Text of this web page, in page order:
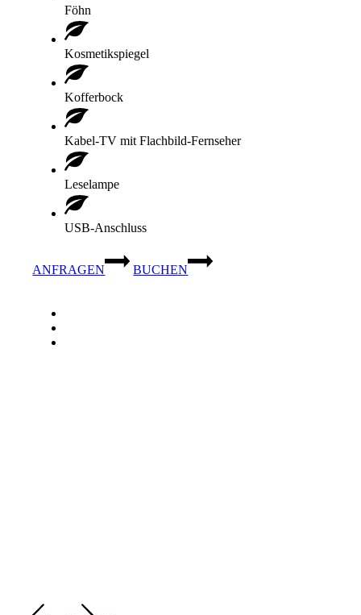
Föhn
Kosmetikspiegel
Kofferbock
Kabel-TV mit Flachbild-Fernseher
Leselampe
USB-Anschluss
ANFRAGEN BUCHEN